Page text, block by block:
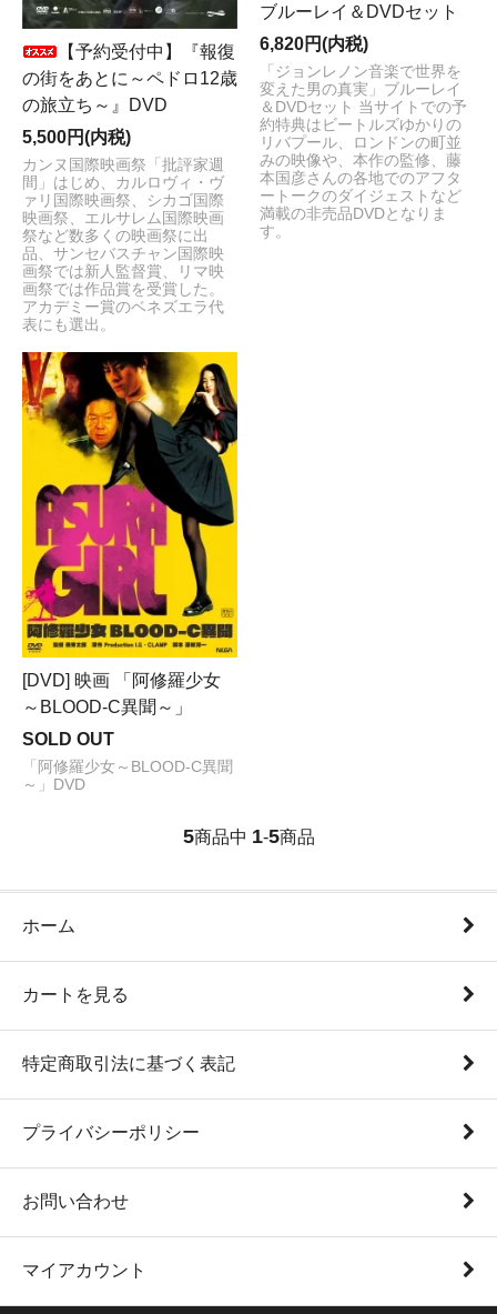
【予約受付中】『報復
の街をあとに～ペドロ12歳
の旅立ち～』DVD
5,500円(内税)
カンヌ国際映画祭「批評家週
間」はじめ、カルロヴィ・ヴ
ァリ国際映画祭、シカゴ国際
映画祭、エルサレム国際映画
祭など数多くの映画祭に出
品、サンセバスチャン国際映
画祭では新人監督賞、リマ映
画祭では作品賞を受賞した。
アカデミー賞のベネズエラ代
表にも選出。
ブルーレイ＆DVDセット
6,820円(内税)
「ジョンレノン音楽で世界を
変えた男の真実」ブルーレイ
＆DVDセット 当サイトでの予
約特典はビートルズゆかりの
リバプール、ロンドンの町並
みの映像や、本作の監修、藤
本国彦さんの各地でのアフタ
ートークのダイジェストなど
満載の非売品DVDとなりま
す。
[DVD] 映画 「阿修羅少女
～BLOOD-C異聞～」
SOLD OUT
「阿修羅少女～BLOOD-C異聞
～」DVD
5商品中 1-5商品
ホーム
カートを見る
特定商取引法に基づく表記
プライバシーポリシー
お問い合わせ
マイアカウント